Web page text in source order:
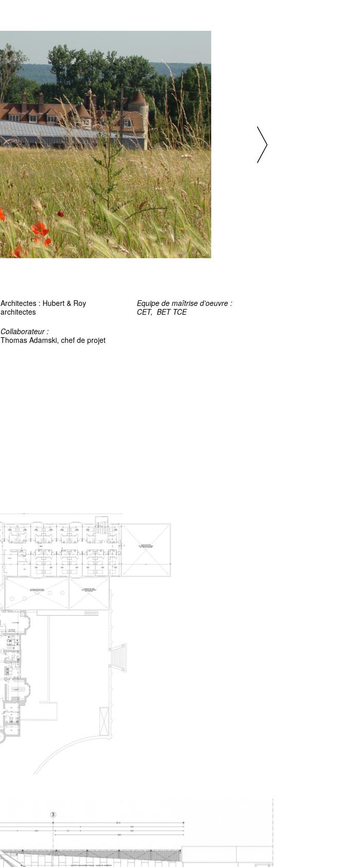
Architectes : Hubert & Roy
architectes
Collaborateur :
Thomas Adamski, chef de projet
Equipe de maîtrise d’oeuvre :
CET, BET TCE